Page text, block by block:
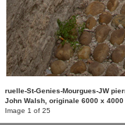
ruelle-St-Genies-Mourgues-JW
John Walsh, originale 6000 x 4000
Image 1 of 25